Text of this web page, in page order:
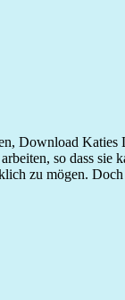
Download Katies
so dass
zu mögen.